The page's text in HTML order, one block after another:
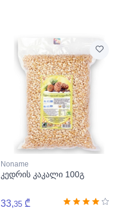
Noname
კედრის კაკალი 100გ
33,35 ₾